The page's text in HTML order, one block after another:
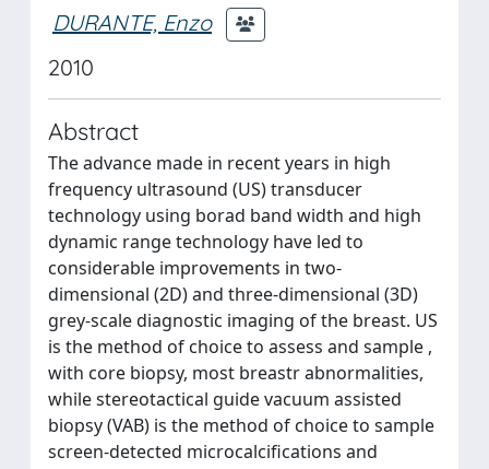
DURANTE, Enzo
2010
Abstract
The advance made in recent years in high
frequency ultrasound (US) transducer
technology using borad band width and high
dynamic range technology have led to
considerable improvements in two-
dimensional (2D) and three-dimensional (3D)
grey-scale diagnostic imaging of the breast. US
is the method of choice to assess and sample ,
with core biopsy, most breastr abnormalities,
while stereotactical guide vacuum assisted
biopsy (VAB) is the method of choice to sample
screen-detected microcalcifications and